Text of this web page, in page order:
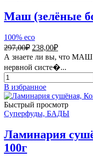
дерева,
суперфуд,
Турция,
Маш (зелёные
100% eco
297,00₽ Первоначальная
цена
составляла
297,00₽.
238,00₽Текущая
цена:
238,00₽.
А знаете ли вы, что
нервной систе�...
Количество
товара
Маш
(зелёные
бобы
мунг)
В избранное
Быстрый просмотр
Суперфуды, БАДЫ
Ламинария
100г